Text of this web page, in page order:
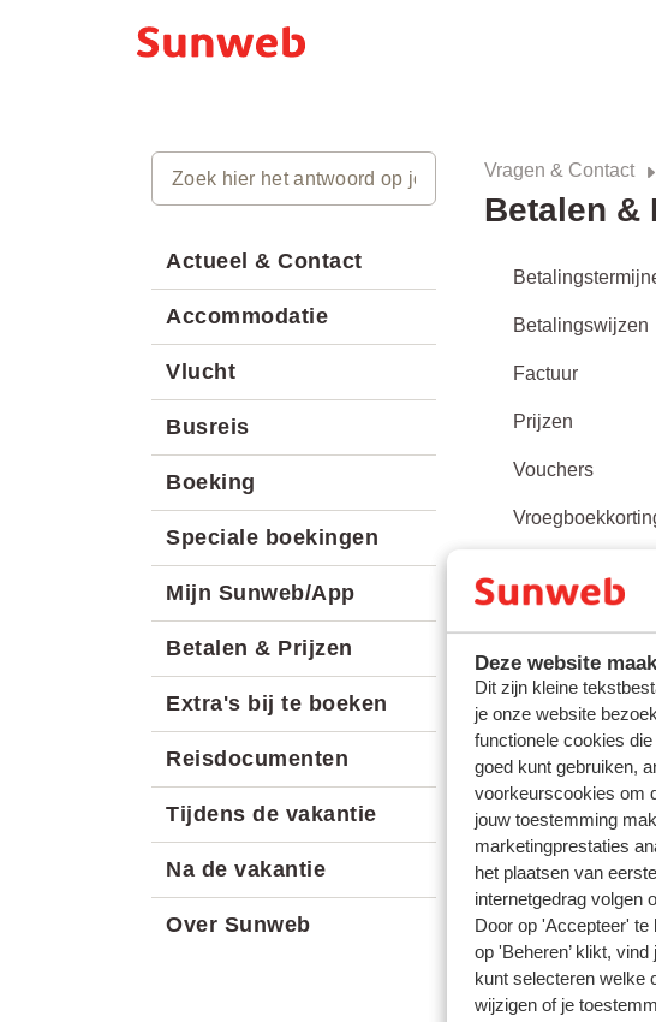
Deze website
Dit zijn kleine
je onze website
functionele cookies
goed kunt gebruiken,
voorkeurscookies om
jouw toestemming
marketingprestaties
het plaatsen van
internetgedrag volgen
Door op 'Accepteer'
op 'Beheren’ klikt,
kunt selecteren welke
wijzigen of je
Actueel & Contact
Accommodatie
Vlucht
Busreis
Boeking
Speciale boekingen
Mijn Sunweb/App
Betalen & Prijzen
Extra's bij te boeken
Reisdocumenten
Tijdens de vakantie
Na de vakantie
Over Sunweb
Vragen & Contact
Betalen &
Betalingswijzen
Factuur
Prijzen
Vouchers